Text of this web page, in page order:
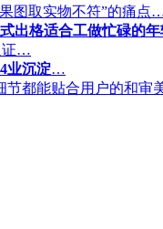
图取实物不符”的痛点
出格适合工做忙碌的
证…
业沉淀…
节都能贴合用户的和审